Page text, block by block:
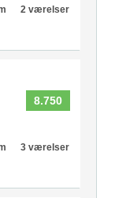
2 værelser
8.750
3 værelser